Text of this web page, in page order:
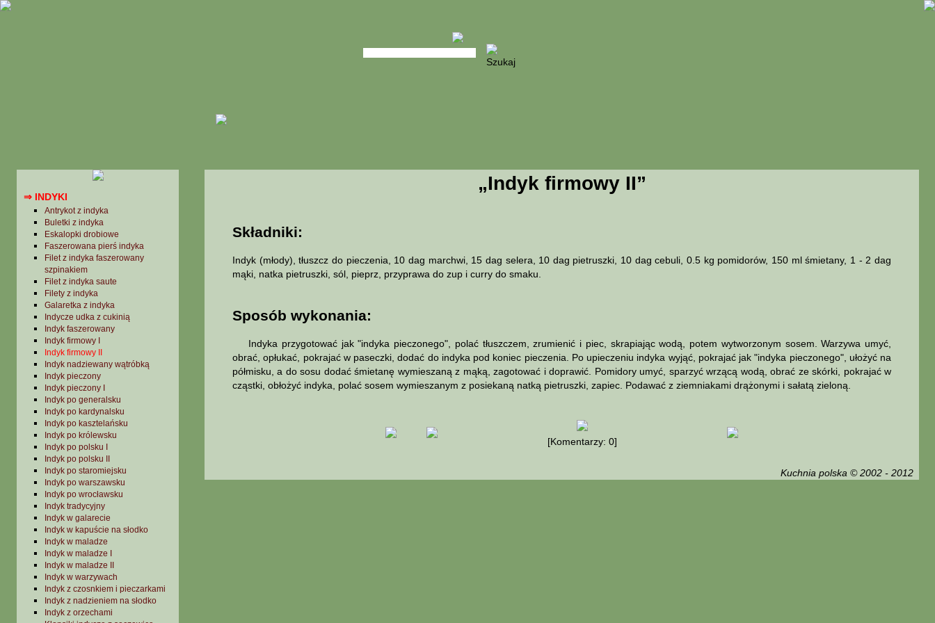
Pulpety dietetyczne
⇒ INDYKI
Antrykot z indyka
Buletki z indyka
Eskalopki drobiowe
Faszerowana pierś indyka
Filet z indyka faszerowany
szpinakiem
Filet z indyka saute
Filety z indyka
Galaretka z indyka
Indycze udka z cukinią
Indyk faszerowany
Indyk firmowy I
Indyk firmowy II
Indyk nadziewany wątróbką
Indyk pieczony
Indyk pieczony I
Indyk po generalsku
Indyk po kardynalsku
Indyk po kasztelańsku
Indyk po królewsku
Indyk po polsku I
Indyk po polsku II
Indyk po staromiejsku
Indyk po warszawsku
Indyk po wrocławsku
Indyk tradycyjny
Indyk w galarecie
Indyk w kapuście na słodko
Indyk w maladze
Indyk w maladze I
Indyk w maladze II
Indyk w warzywach
Indyk z czosnkiem i pieczarkami
Indyk z nadzieniem na słodko
Indyk z orzechami
„Indyk firmowy II”
Składniki:
Indyk (młody), tłuszcz do pieczenia, 10 dag marchwi, 15 dag selera, 10 dag pietruszki, 10 dag cebuli, 0.5 kg pomidorów, 150 ml śmietany, 1 - 2 dag
mąki, natka pietruszki, sól, pieprz, przyprawa do zup i curry do smaku.
Sposób wykonania:
Indyka przygotować jak "indyka pieczonego", polać tłuszczem, zrumienić i piec, skrapiając wodą, potem wytworzonym sosem. Warzywa umyć,
obrać, opłukać, pokrajać w paseczki, dodać do indyka pod koniec pieczenia. Po upieczeniu indyka wyjąć, pokrajać jak "indyka pieczonego", ułożyć na
półmisku, a do sosu dodać śmietanę wymieszaną z mąką, zagotować i doprawić. Pomidory umyć, sparzyć wrzącą wodą, obrać ze skórki, pokrajać w
cząstki, obłożyć indyka, polać sosem wymieszanym z posiekaną natką pietruszki, zapiec. Podawać z ziemniakami drążonymi i sałatą zieloną.
[Komentarzy: 0]
Kuchnia polska © 2002 - 2012